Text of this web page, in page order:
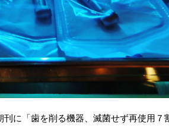
刊に「歯を削る機器、滅菌せず再使用７